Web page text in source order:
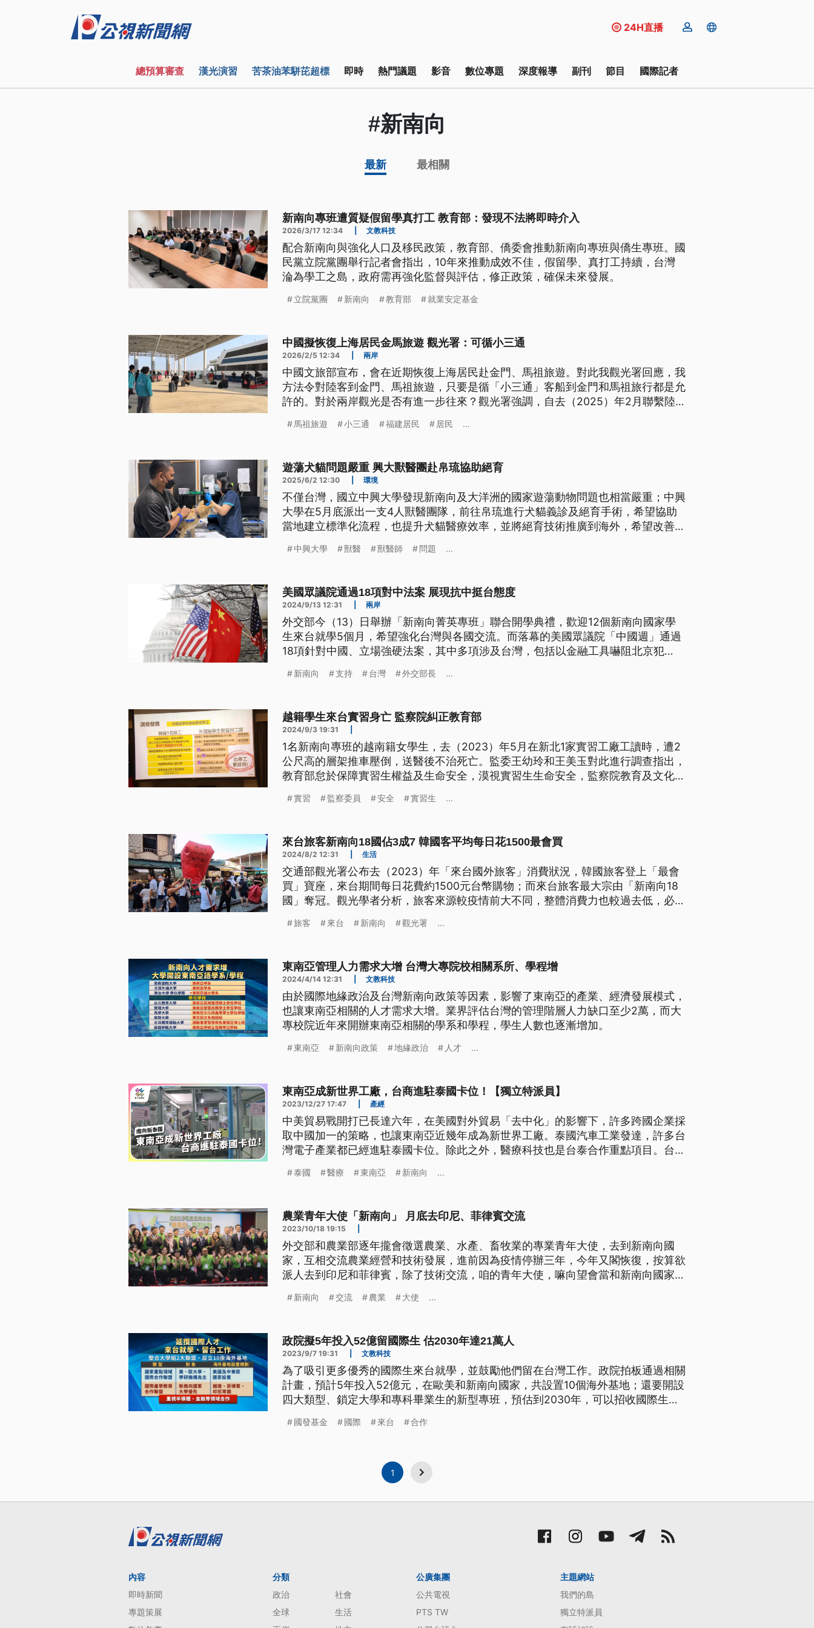
24H直播
總預算審查 漢光演習 苦茶油苯駢芘超標 即時 熱門議題 影音 數位專題 深度報導 副刊 節目 國際記者
#新南向
最新 最相關
新南向專班遭質疑假留學真打工 教育部：發現不法將即時介入
2026/3/17 12:34 文教科技
配合新南向與強化人口及移民政策，教育部、僑委會推動新南向專班與僑生專班。國
民黨立院黨團舉行記者會指出，10年來推動成效不佳，假留學、真打工持續，台灣
淪為學工之島，政府需再強化監督與評估，修正政策，確保未來發展。
立院黨團 新南向 教育部 就業安定基金
中國擬恢復上海居民金馬旅遊 觀光署：可循小三通
2026/2/5 12:34 兩岸
中國文旅部宣布，會在近期恢復上海居民赴金門、馬祖旅遊。對此我觀光署回應，我
方法令對陸客到金門、馬祖旅遊，只要是循「小三通」客船到金門和馬祖旅行都是允
許的。對於兩岸觀光是否有進一步往來？觀光署強調，自去（2025）年2月聯繫陸
復但仍有旅遊需求，禁團令只是讓業者以考察等名義組團，反而危及旅遊安全。
馬祖旅遊 小三通 福建居民 居民 ...
遊蕩犬貓問題嚴重 興大獸醫團赴帛琉協助絕育
2025/6/2 12:30 環境
不僅台灣，國立中興大學發現新南向及大洋洲的國家遊蕩動物問題也相當嚴重；中興
大學在5月底派出一支4人獸醫團隊，前往帛琉進行犬貓義診及絕育手術，希望協助
當地建立標準化流程，也提升犬貓醫療效率，並將絕育技術推廣到海外，希望改善流
中興大學 獸醫 獸醫師 問題 ...
美國眾議院通過18項對中法案 展現抗中挺台態度
2024/9/13 12:31 兩岸
外交部今（13）日舉辦「新南向菁英專班」聯合開學典禮，歡迎12個新南向國家學
生來台就學5個月，希望強化台灣與各國交流。而落幕的美國眾議院「中國週」通過
18項針對中國、立場強硬法案，其中多項涉及台灣，包括以金融工具嚇阻北京犯
新南向 支持 台灣 外交部長 ...
越籍學生來台實習身亡 監察院糾正教育部
2024/9/3 19:31
1名新南向專班的越南籍女學生，去（2023）年5月在新北1家實習工廠工讀時，遭2
公尺高的層架推車壓倒，送醫後不治死亡。監委王幼玲和王美玉對此進行調查指出，
教育部怠於保障實習生權益及生命安全，漠視實習生生命安全，監察院教育及文化委
實習 監察委員 安全 實習生 ...
來台旅客新南向18國佔3成7 韓國客平均每日花1500最會買
2024/8/2 12:31 生活
交通部觀光署公布去（2023）年「來台國外旅客」消費狀況，韓國旅客登上「最會
買」寶座，來台期間每日花費約1500元台幣購物；而來台旅客最大宗由「新南向18
國」奪冠。觀光學者分析，旅客來源較疫情前大不同，整體消費力也較過去低，必須
旅客 來台 新南向 觀光署 ...
東南亞管理人力需求大增 台灣大專院校相關系所、學程增
2024/4/14 12:31 文教科技
由於國際地緣政治及台灣新南向政策等因素，影響了東南亞的產業、經濟發展模式，
也讓東南亞相關的人才需求大增。業界評估台灣的管理階層人力缺口至少2萬，而大
專校院近年來開辦東南亞相關的學系和學程，學生人數也逐漸增加。
東南亞 新南向政策 地緣政治 人才 ...
東南亞成新世界工廠，台商進駐泰國卡位！【獨立特派員】
2023/12/27 17:47 產經
中美貿易戰開打已長達六年，在美國對外貿易「去中化」的影響下，許多跨國企業採
取中國加一的策略，也讓東南亞近幾年成為新世界工廠。泰國汽車工業發達，許多台
灣電子產業都已經進駐泰國卡位。除此之外，醫療科技也是台泰合作重點項目。台灣
泰國 醫療 東南亞 新南向 ...
農業青年大使「新南向」 月底去印尼、菲律賓交流
2023/10/18 19:15
外交部和農業部逐年攏會徵選農業、水產、畜牧業的專業青年大使，去到新南向國
家，互相交流農業經營和技術發展，進前因為疫情停辦三年，今年又閣恢復，按算欲
派人去到印尼和菲律賓，除了技術交流，咱的青年大使，嘛向望會當和新南向國家，
新南向 交流 農業 大使 ...
政院擬5年投入52億留國際生 估2030年達21萬人
2023/9/7 19:31 文教科技
為了吸引更多優秀的國際生來台就學，並鼓勵他們留在台灣工作。政院拍板通過相關
計畫，預計5年投入52億元，在歐美和新南向國家，共設置10個海外基地；還要開設
四大類型、鎖定大學和專科畢業生的新型專班，預估到2030年，可以招收國際生累
國發基金 國際 來台 合作
1
內容
即時新聞
專題策展
分類
政治
社會
全球
生活
公廣集團
公共電視
PTS TW
主題網站
我們的島
獨立特派員